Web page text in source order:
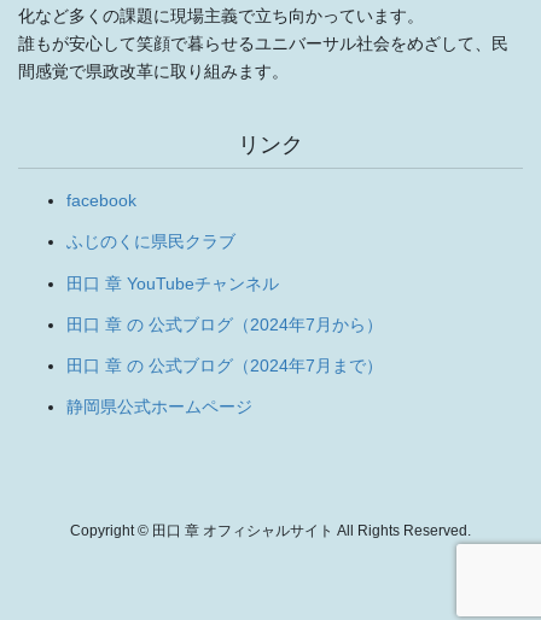
化など多くの課題に現場主義で立ち向かっています。
誰もが安心して笑顔で暮らせるユニバーサル社会をめざして、民
間感覚で県政改革に取り組みます。
リンク
facebook
ふじのくに県民クラブ
田口 章 YouTubeチャンネル
田口 章 の 公式ブログ（2024年7月から）
田口 章 の 公式ブログ（2024年7月まで）
静岡県公式ホームページ
Copyright © 田口 章 オフィシャルサイト All Rights Reserved.